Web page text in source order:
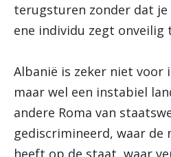
terugsturen zonder dat
ene individu zegt onveilig
Albanië is zeker niet voor
maar wel een instabiel
andere Roma van
gediscrimineerd, waar de
heeft op de staat, waar